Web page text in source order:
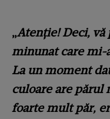
„Atenție! Deci, vă
minunat care mi-
La un moment
culoare are părul
foarte mult păr,